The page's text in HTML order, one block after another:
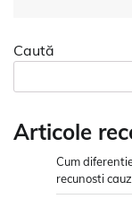
Caută
Articole
Cum
recunosti